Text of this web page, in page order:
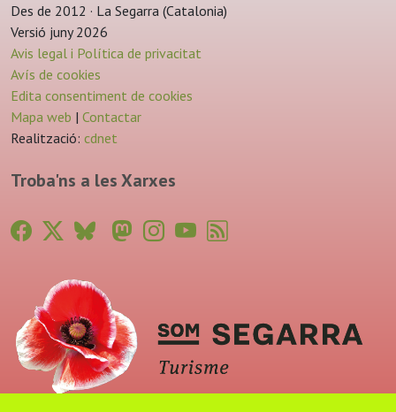
Des de 2012 · La Segarra (Catalonia)
Versió juny 2026
Avis legal i Política de privacitat
Avís de cookies
Edita consentiment de cookies
Mapa web | Contactar
Realització: cdnet
Troba'ns a les Xarxes